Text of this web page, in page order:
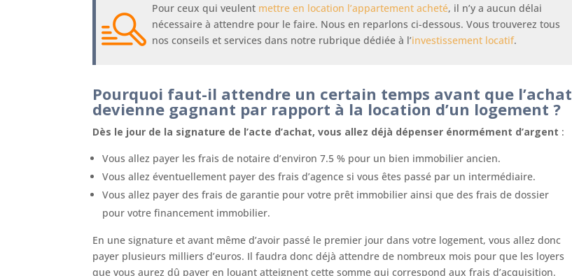
Pour ceux qui veulent mettre en location l’appartement acheté, il n’y a aucun délai
nécessaire à attendre pour le faire. Nous en reparlons ci-dessous. Vous trouverez tous
nos conseils et services dans notre rubrique dédiée à l’investissement locatif.
Pourquoi faut-il attendre un certain temps avant que l’achat
devienne gagnant par rapport à la location d’un logement ?
Dès le jour de la signature de l’acte d’achat, vous allez déjà dépenser énormément d’argent :
Vous allez payer les frais de notaire d’environ 7.5 % pour un bien immobilier ancien.
Vous allez éventuellement payer des frais d’agence si vous êtes passé par un intermédiaire.
Vous allez payer des frais de garantie pour votre prêt immobilier ainsi que des frais de dossier
pour votre financement immobilier.
En une signature et avant même d’avoir passé le premier jour dans votre logement, vous allez donc
payer plusieurs milliers d’euros. Il faudra donc déjà attendre de nombreux mois pour que les loyers
que vous aurez dû payer en louant atteignent cette somme qui correspond aux frais d’acquisition.